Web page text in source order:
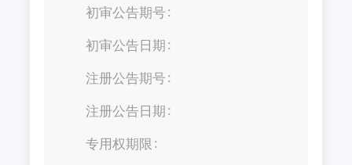
初审公告期号
初审公告日期
注册公告期号
注册公告日期
专用权期限